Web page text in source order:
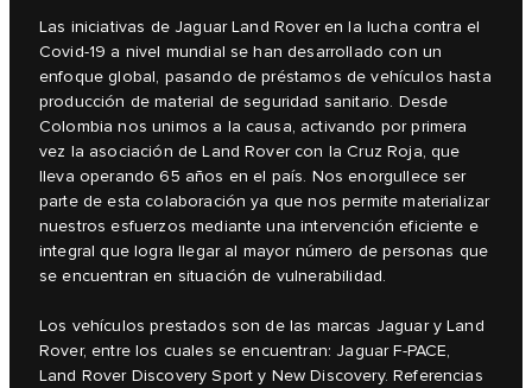
Las iniciativas de Jaguar Land Rover en la lucha contra el
Covid-19 a nivel mundial se han desarrollado con un
enfoque global, pasando de préstamos de vehículos hasta
producción de material de seguridad sanitario. Desde
Colombia nos unimos a la causa, activando por primera
vez la asociación de Land Rover con la Cruz Roja, que
lleva operando 65 años en el país. Nos enorgullece ser
parte de esta colaboración ya que nos permite materializar
nuestros esfuerzos mediante una intervención eficiente e
integral que logra llegar al mayor número de personas que
se encuentran en situación de vulnerabilidad.
Los vehículos prestados son de las marcas Jaguar y Land
Rover, entre los cuales se encuentran: Jaguar F-PACE,
Land Rover Discovery Sport y New Discovery. Referencias